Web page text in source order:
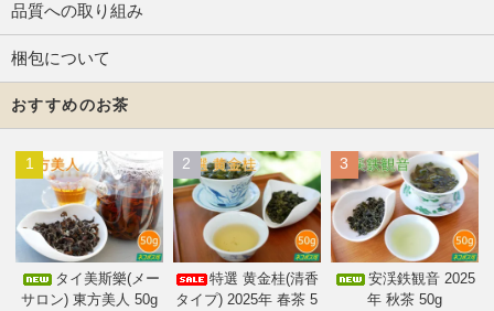
品質への取り組み
梱包について
おすすめのお茶
1
タイ美斯樂(メー
サロン) 東方美人 50g
2
特選 黄金桂(清香
タイプ) 2025年 春茶 5
3
安渓鉄観音 2025
年 秋茶 50g